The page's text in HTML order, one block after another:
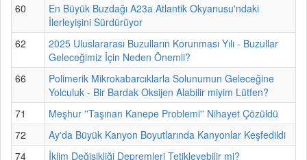
60
En Büyük Buzdağı A23a Atlantik Okyanusu'ndaki
İlerleyişini Sürdürüyor
62
2025 Uluslararası Buzulların Korunması Yılı - Buzullar
Geleceğimiz İçin Neden Önemli?
66
Polimerik Mikrokabarcıklarla Solunumun Geleceğine
Yolculuk - Bir Bardak Oksijen Alabilir miyim Lütfen?
71
Meşhur ''Taşınan Kanepe Problemi'' Nihayet Çözüldü
72
Ay'da Büyük Kanyon Boyutlarında Kanyonlar Keşfedildi
74
İklim Değişikliği Depremleri Tetikleyebilir mi?